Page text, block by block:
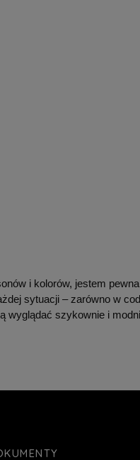
i kolorów, jestem
sytuacji – zarówno w
wyglądać szykownie i